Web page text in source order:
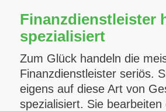
Finanzdienstleister
spezialisiert
Zum Glück handeln die
Finanzdienstleister seriös.
eigens auf diese Art von
spezialisiert. Sie bearbeiten